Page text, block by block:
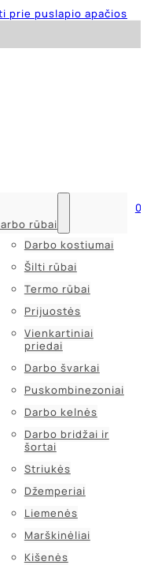
prie puslapio apačios
rūbai
Darbo kostiumai
Šilti rūbai
Termo rūbai
Prijuostės
Vienkartiniai
priedai
Darbo švarkai
Puskombinezoniai
Darbo kelnės
Darbo bridžai ir
šortai
Striukės
Džemperiai
Liemenės
Marškinėliai
Kišenės
0